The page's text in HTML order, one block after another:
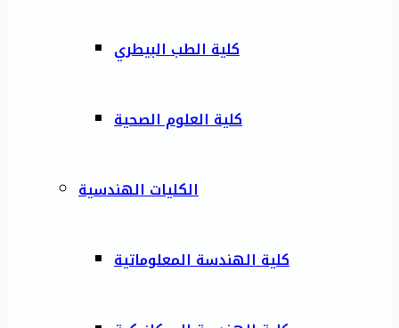
كلية الطب البيطري
كلية العلوم الصحية
الكليات الهندسية
كلية الهندسة المعلوماتية